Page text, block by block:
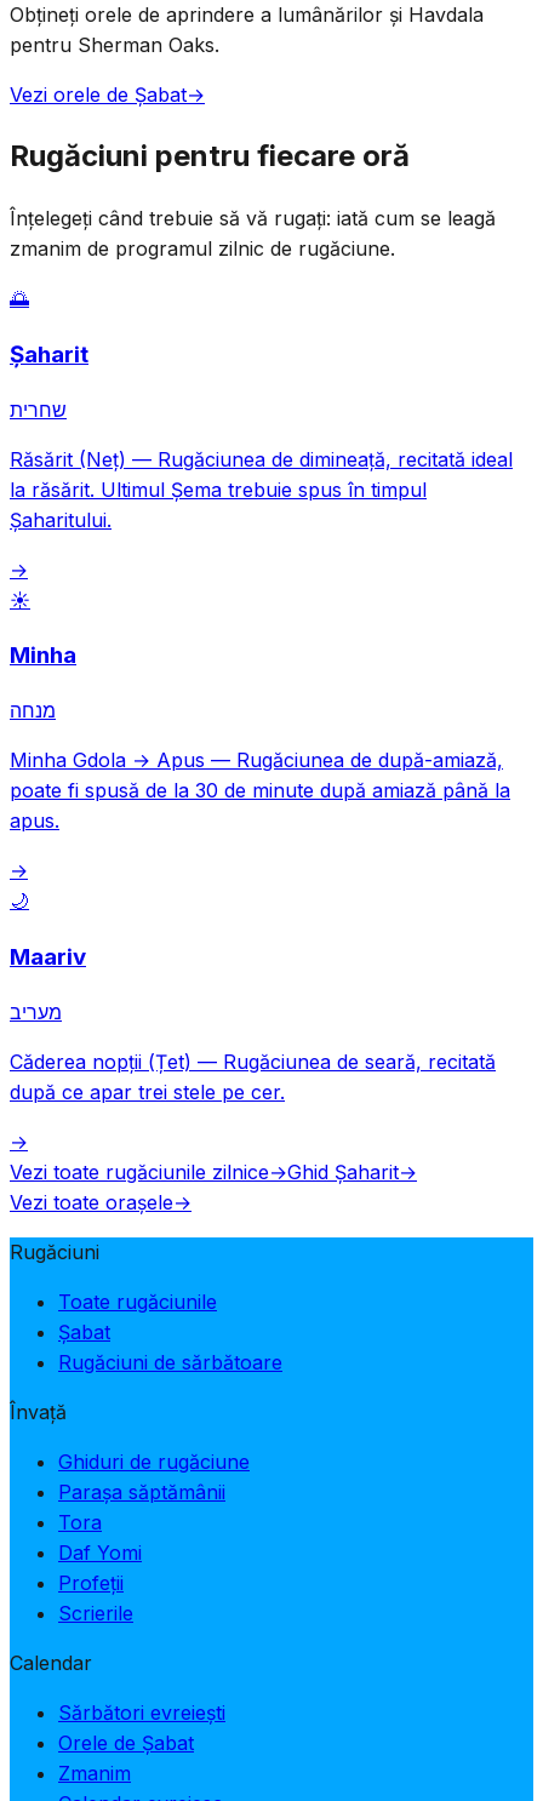
Obțineți orele de aprindere a lumânărilor și Havdala
pentru Sherman Oaks.
Vezi orele de Șabat→
Rugăciuni pentru fiecare oră
Înțelegeți când trebuie să vă rugați: iată cum se leagă
zmanim de programul zilnic de rugăciune.
🌅
Șaharit
שחרית
Răsărit (Neț) — Rugăciunea de dimineață, recitată ideal
la răsărit. Ultimul Șema trebuie spus în timpul
Șaharitului.
→
☀️
Minha
מנחה
Minha Gdola → Apus — Rugăciunea de după-amiază,
poate fi spusă de la 30 de minute după amiază până la
apus.
→
🌙
Maariv
מעריב
Căderea nopții (Țet) — Rugăciunea de seară, recitată
după ce apar trei stele pe cer.
→
Vezi toate rugăciunile zilnice→Ghid Șaharit→
Vezi toate orașele→
Rugăciuni
Toate rugăciunile
Șabat
Rugăciuni de sărbătoare
Învață
Ghiduri de rugăciune
Parașa săptămânii
Tora
Daf Yomi
Profeții
Scrierile
Calendar
Sărbători evreiești
Orele de Șabat
Zmanim